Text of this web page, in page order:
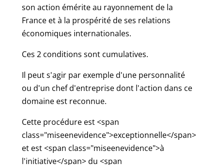
son action émérite au rayonnement de la
France et à la prospérité de ses relations
économiques internationales.
Ces 2 conditions sont cumulatives.
Il peut s'agir par exemple d'une personnalité
ou d'un chef d'entreprise dont l'action dans ce
domaine est reconnue.
Cette procédure est <span
class="miseenevidence">exceptionnelle</span>
et est <span class="miseenevidence">à
l'initiative</span> du <span